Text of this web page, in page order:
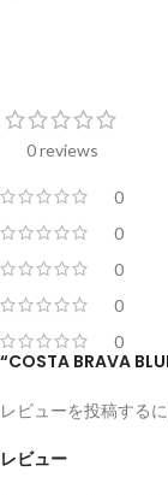
0 reviews
0
0
0
0
0
レビュー
“COSTA BRAVA
レビューを投稿する